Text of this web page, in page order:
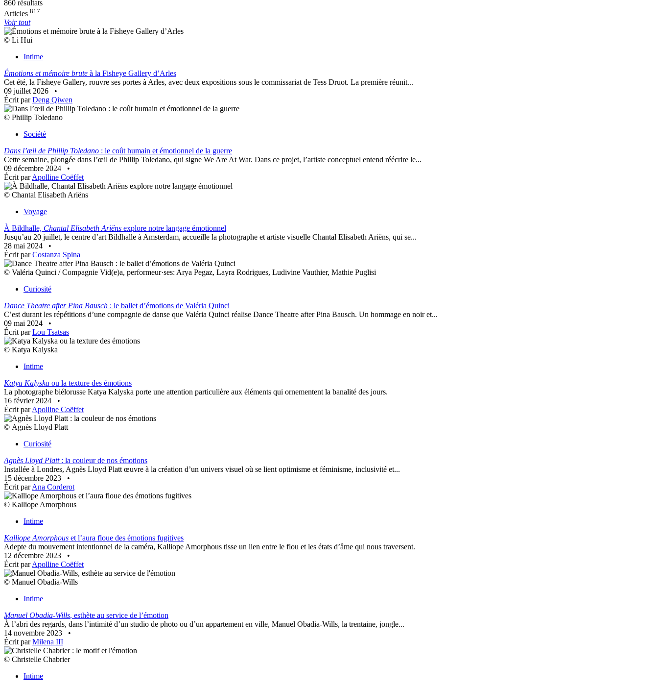
860 résultats
Articles 817
Voir tout
© Li Hui
Intime
Émotions et mémoire brute à la Fisheye Gallery d’Arles
Cet été, la Fisheye Gallery, rouvre ses portes à Arles, avec deux expositions sous le commissariat de Tess Druot. La première réunit...
09 juillet 2026
•
Écrit parDeng Qiwen
© Phillip Toledano
Société
Dans l’œil de Phillip Toledano : le coût humain et émotionnel de la guerre
Cette semaine, plongée dans l’œil de Phillip Toledano, qui signe We Are At War. Dans ce projet, l’artiste conceptuel entend réécrire le...
09 décembre 2024
•
Écrit parApolline Coëffet
© Chantal Elisabeth Ariëns
Voyage
À Bildhalle, Chantal Elisabeth Ariëns explore notre langage émotionnel
Jusqu’au 20 juillet, le centre d’art Bildhalle à Amsterdam, accueille la photographe et artiste visuelle Chantal Elisabeth Ariëns, qui se...
28 mai 2024
•
Écrit parCostanza Spina
© Valéria Quinci / Compagnie Vid(e)a, performeur·ses: Arya Pegaz, Layra Rodrigues, Ludivine Vauthier, Mathie Puglisi
Curiosité
Dance Theatre after Pina Bausch : le ballet d’émotions de Valéria Quinci
C’est durant les répétitions d’une compagnie de danse que Valéria Quinci réalise Dance Theatre after Pina Bausch. Un hommage en noir et...
09 mai 2024
•
Écrit parLou Tsatsas
© Katya Kalyska
Intime
Katya Kalyska ou la texture des émotions
La photographe biélorusse Katya Kalyska porte une attention particulière aux éléments qui ornementent la banalité des jours.
16 février 2024
•
Écrit parApolline Coëffet
© Agnès Lloyd Platt
Curiosité
Agnès Lloyd Platt: la couleur de nos émotions
Installée à Londres, Agnès Lloyd Platt œuvre à la création d’un univers visuel où se lient optimisme et féminisme, inclusivité et...
15 décembre 2023
•
Écrit parAna Corderot
© Kalliope Amorphous
Intime
Kalliope Amorphous et l’aura floue des émotions fugitives
Adepte du mouvement intentionnel de la caméra, Kalliope Amorphous tisse un lien entre le flou et les états d’âme qui nous traversent.
12 décembre 2023
•
Écrit parApolline Coëffet
© Manuel Obadia-Wills
Intime
Manuel Obadia-Wills, esthète au service de l’émotion
À l’abri des regards, dans l’intimité d’un studio de photo ou d’un appartement en ville, Manuel Obadia-Wills, la trentaine, jongle...
14 novembre 2023
•
Écrit parMilena III
© Christelle Chabrier
Intime